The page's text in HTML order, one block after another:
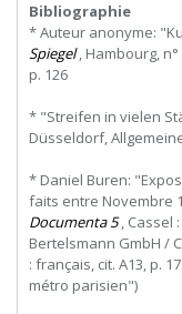
Bibliographie
* Auteur anonyme:
Spiegel, Hambourg, n°
p. 126
* "Streifen in vielen
Düsseldorf,
* Daniel Buren:
faits entre Novembre
Documenta 5, Cassel
Bertelsmann GmbH /
: français, cit. A13, p.
métro parisien")